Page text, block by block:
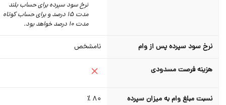
نرخ سود سپرده برای حساب بلند
مدت 15 درصد و برای حساب کوتاه
مدت 10 درصد خواهد بود.
نرخ سود سپرده پس از وام نامشخص
هزینه فرصت مسدودی
نسبت مبلغ وام به میزان سپرده